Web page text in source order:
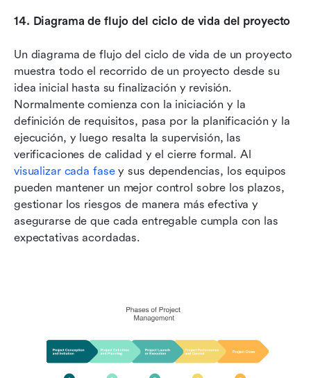
14. Diagrama de flujo del ciclo de vida del proyecto
Un diagrama de flujo del ciclo de vida de un proyecto
muestra todo el recorrido de un proyecto desde su
idea inicial hasta su finalización y revisión.
Normalmente comienza con la iniciación y la
definición de requisitos, pasa por la planificación y la
ejecución, y luego resalta la supervisión, las
visualizar cada fase y sus dependencias, los equipos
pueden mantener un mejor control sobre los plazos,
gestionar los riesgos de manera más efectiva y
asegurarse de que cada entregable cumpla con las
expectativas acordadas.